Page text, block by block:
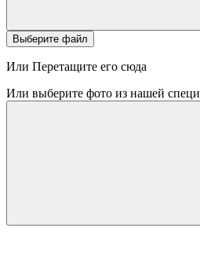
Выберите файл
Или Перетащите его сюда
Или выберите фото из нашей